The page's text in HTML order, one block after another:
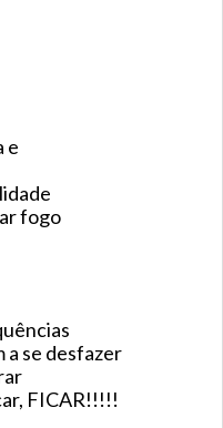
e
fogo
a se desfazer
FICAR!!!!!